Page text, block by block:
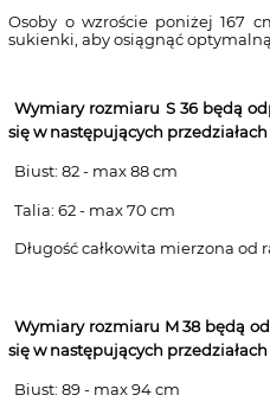
Osoby o wzroście poniżej 167
sukienki, aby osiągnąć optymalną
Wymiary rozmiaru S 36 będą
się w następujących
Biust: 82 - max 88 cm
Talia: 62 - max 70 cm
Długość całkowita mierzona od
Wymiary rozmiaru M 38 będą
się w następujących
Biust: 89 - max 94 cm